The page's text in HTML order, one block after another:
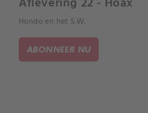
Hondo en het S.W.
ABONNEER NU